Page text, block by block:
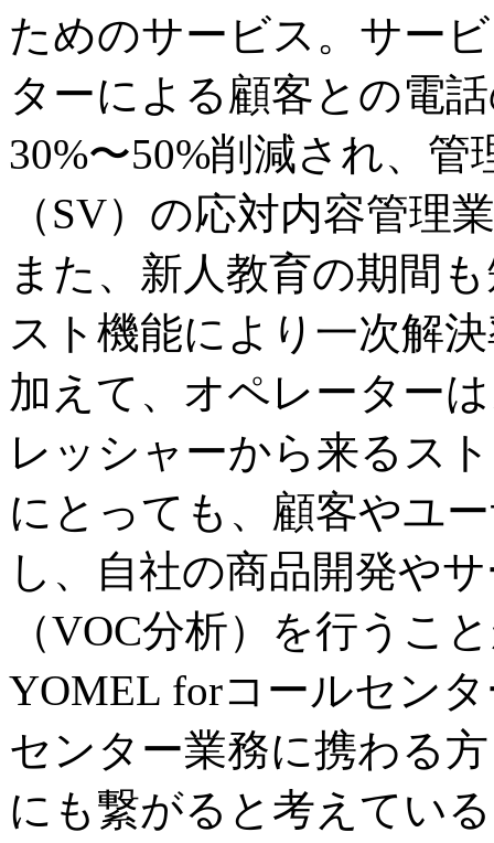
ためのサービス。サー
ターによる顧客との電
30%〜50%削減され、
（SV）の応対内容管理
また、新人教育の期間
スト機能により一次解
加えて、オペレーター
レッシャーから来るス
にとっても、顧客やユ
し、自社の商品開発や
（VOC分析）を行うこ
YOMEL forコールセン
センター業務に携わる
にも繋がると考えてい